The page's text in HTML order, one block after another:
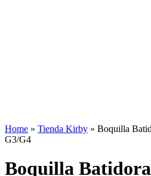
Home » Tienda Kirby » Boquilla
G3/G4
Boquilla